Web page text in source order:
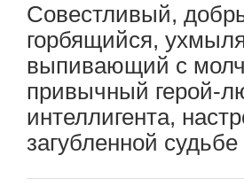
Совестливый,
горбящийся,
выпивающий с
привычный герой-
интеллигента,
загубленной судьбе